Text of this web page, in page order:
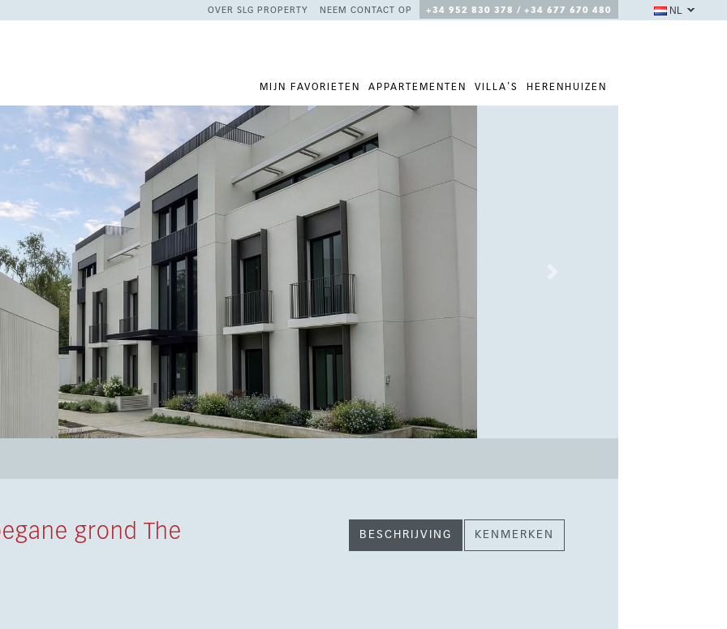
OVER SLG PROPERTY NEEM CONTACT OP +34 952 830 378 / +34 677 670 480
MIJN FAVORIETEN APPARTEMENTEN VILLA'S HERENHUIZEN
NL
grond The
BESCHRIJVING KENMERKEN